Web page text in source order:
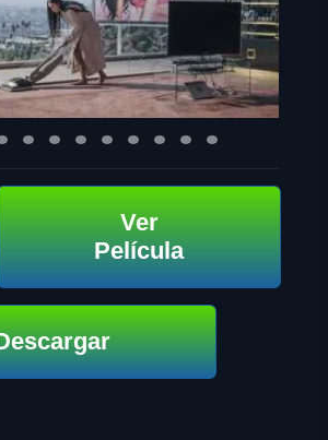
Ver
Película